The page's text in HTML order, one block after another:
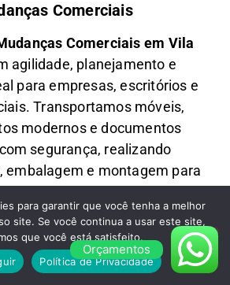
Comerciais
udanças Comerciais em Vila
agilidade, planejamento e
para empresas, escritórios e
Transportamos móveis,
modernos e documentos
segurança, realizando
embalagem e montagem para
operações.
em São Paulo
Rápidos emVila Curuça com
Orçamentos
para garantir que você tenha a melhor
site. Se você continua a usar este site,
que você está satisfeito.
Política de Privacidade